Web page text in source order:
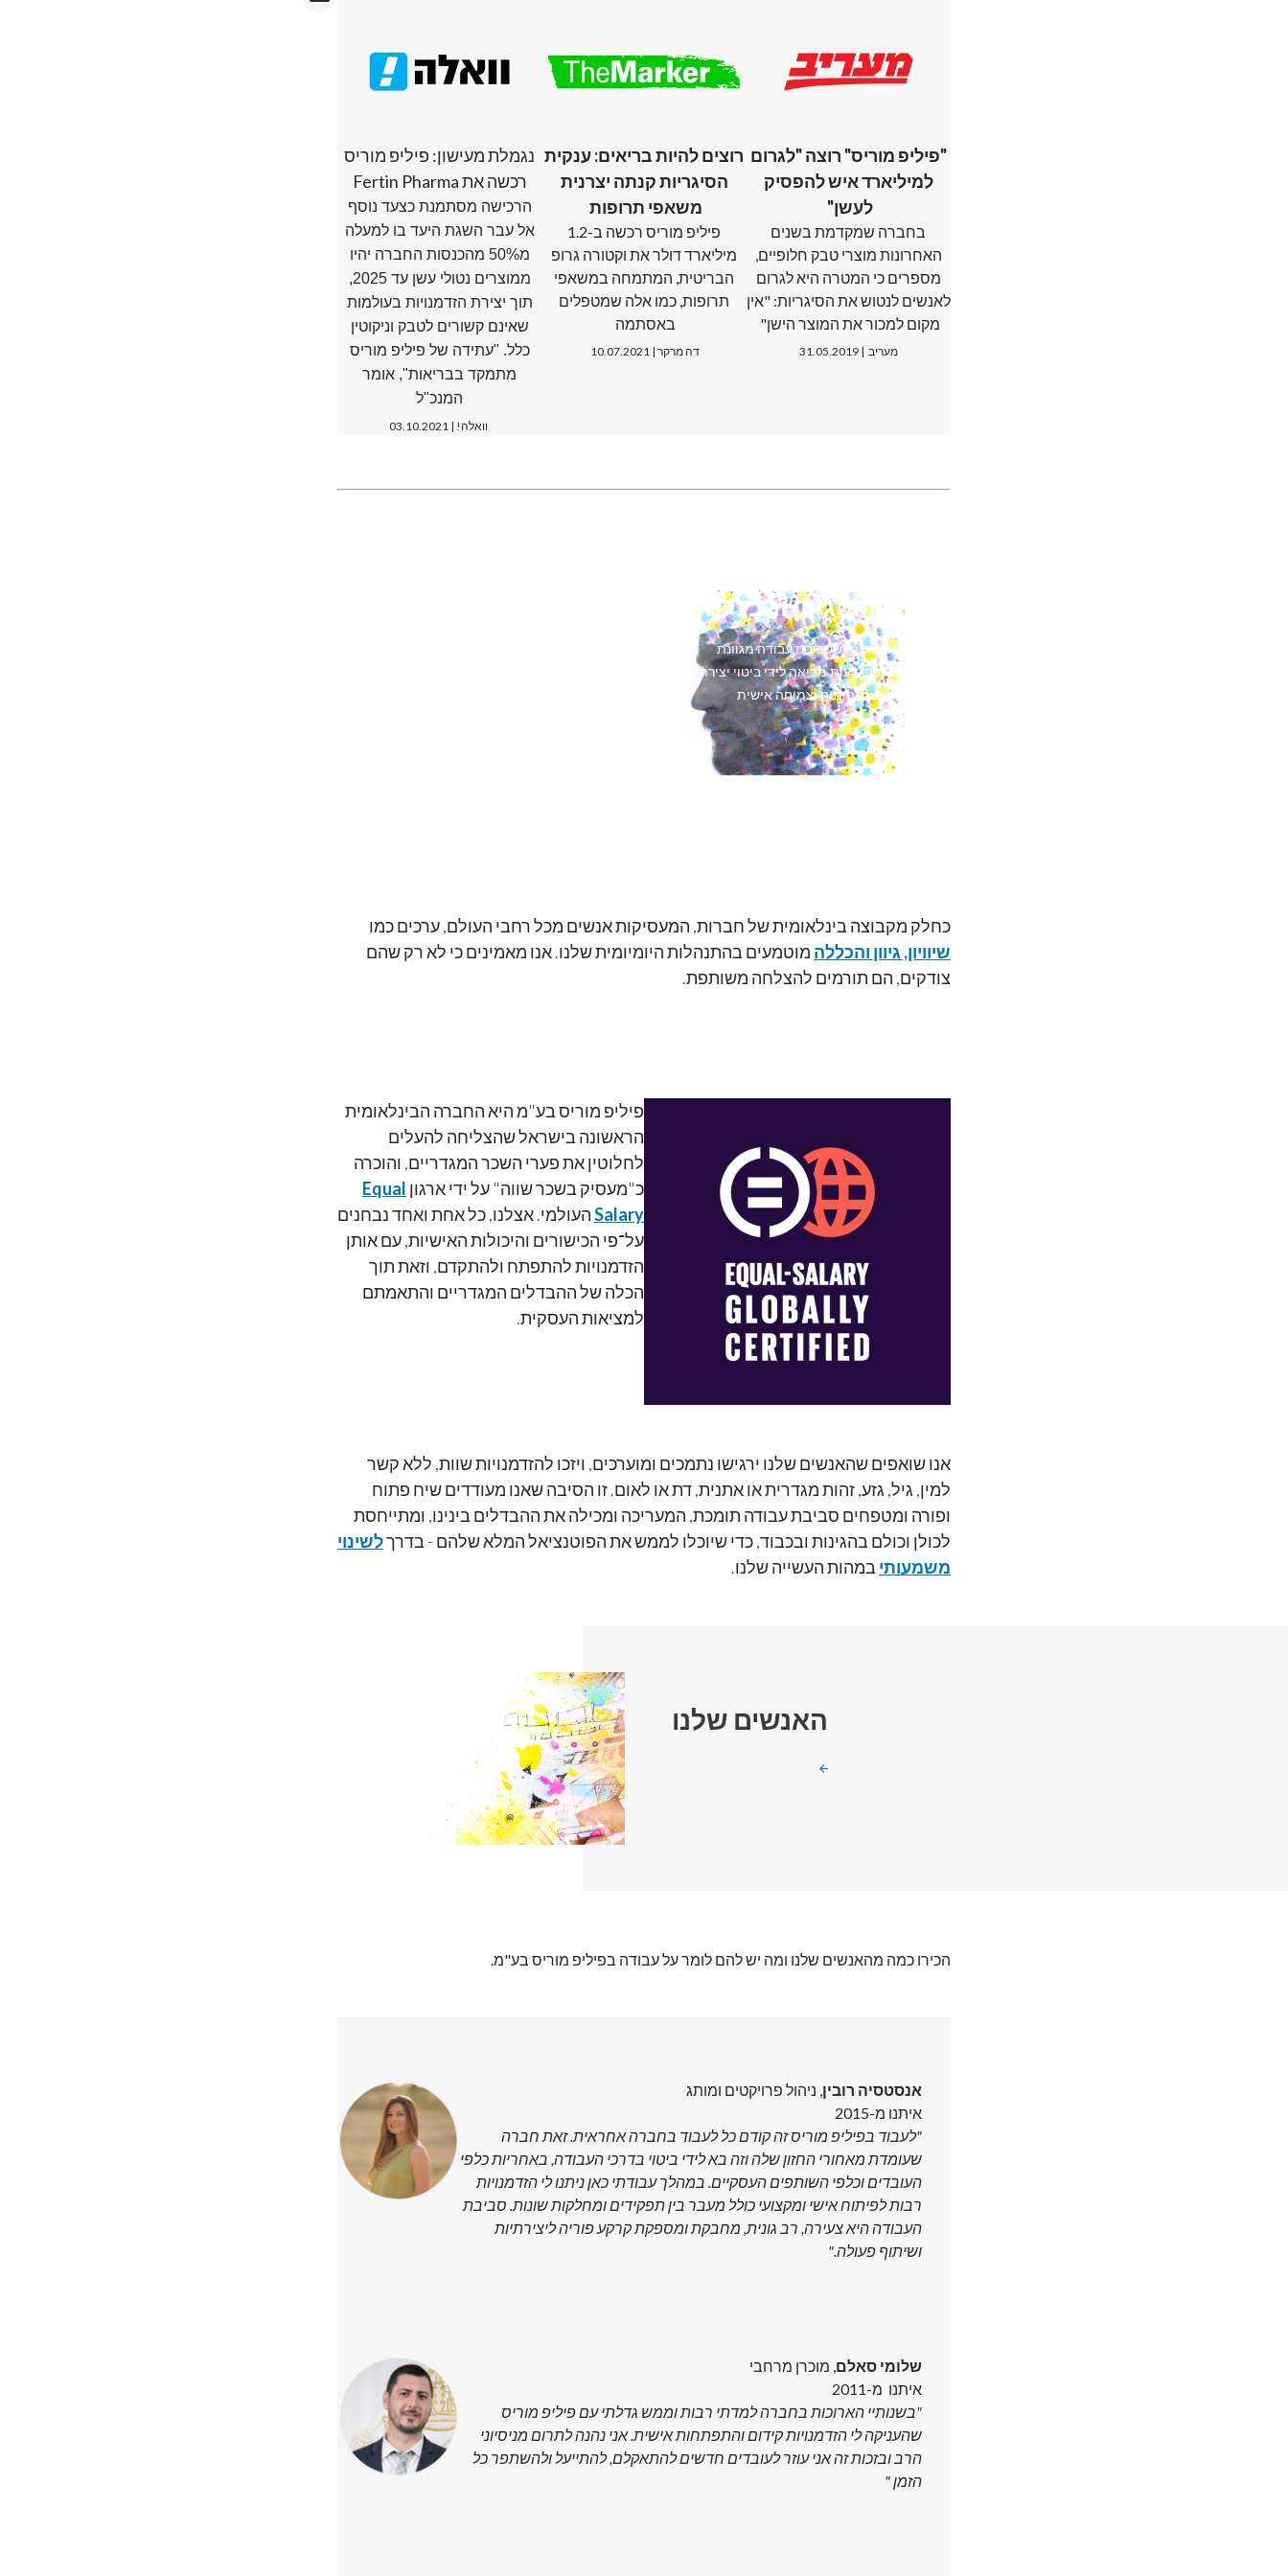
"פיליפ מוריס" רוצה "לגרום
למיליארד איש להפסיק
לעשן"
בחברה שמקדמת בשנים
האחרונות מוצרי טבק חלופיים,
מספרים כי המטרה היא לגרום
לאנשים לנטוש את הסיגריות: "אין
מקום למכור את המוצר הישן"
מעריב | 31.05.2019
רוצים להיות בריאים: ענקית
הסיגריות קנתה יצרנית
משאפי תרופות
פיליפ מוריס רכשה ב-1.2
מיליארד דולר את וקטורה גרופ
הבריטית, המתמחה במשאפי
תרופות, כמו אלה שמטפלים
באסתמה
דה מרקר | 10.07.2021
נגמלת מעישון: פיליפ מוריס
רכשה את Fertin Pharma
הרכישה מסתמנת כצעד נוסף
אל עבר השגת היעד בו למעלה
מ50% מהכנסות החברה יהיו
ממוצרים נטולי עשן עד 2025,
תוך יצירת הזדמנויות בעולמות
שאינם קשורים לטבק וניקוטין
כלל. "עתידה של פיליפ מוריס
מתמקד בבריאות", אומר
המנכ"ל
וואלה! | 03.10.2021
שוויון, גיוון והכללה
אנו מבינים שסביבת עבודה מגוונת
ומרובת-דעות מביאה לידי ביטוי יצירתיות,
חדשנות, פיתוח וצמיחה אישית
כחלק מקבוצה בינלאומית של חברות, המעסיקות אנשים מכל רחבי העולם, ערכים כמו
שיוויון, גיוון והכללה מוטמעים בהתנהלות היומיומית שלנו. אנו מאמינים כי לא רק שהם
צודקים, הם תורמים להצלחה משותפת.
פיליפ מוריס בע"מ היא החברה הבינלאומית
הראשונה בישראל שהצליחה להעלים
לחלוטין את פערי השכר המגדריים, והוכרה
כ"מעסיק בשכר שווה" על ידי ארגון Equal
Salaryהעולמי. אצלנו, כל אחת ואחד נבחנים
על־פי הכישורים והיכולות האישיות, עם אותן
הזדמנויות להתפתח ולהתקדם, וזאת תוך
הכלה של ההבדלים המגדריים והתאמתם
למציאות העסקית.
אנו שואפים שהאנשים שלנו ירגישו נתמכים ומוערכים, ויזכו להזדמנויות שוות, ללא קשר
למין, גיל, גזע, זהות מגדרית או אתנית, דת או לאום. זו הסיבה שאנו מעודדים שיח פתוח
ופורה ומטפחים סביבת עבודה תומכת, המעריכה ומכילה את ההבדלים בינינו, ומתייחסת
לכולן וכולם בהגינות ובכבוד, כדי שיוכלו לממש את הפוטנציאל המלא שלהם - בדרךלשינוי
משמעותי במהות העשייה שלנו.
האנשים שלנו
הכירו כמה מהאנשים שלנו ומה יש להם לומר על עבודה בפיליפ מוריס בע"מ.
אנסטסיה רובין, ניהול פרויקטים ומותג
איתנו מ-2015
"לעבוד בפיליפ מוריס זה קודם כל לעבוד בחברה אחראית. זאת חברה
שעומדת מאחורי החזון שלה וזה בא לידי ביטוי בדרכי העבודה, באחריות כלפי
העובדים וכלפי השותפים העסקיים. במהלך עבודתי כאן ניתנו לי הזדמנויות
רבות לפיתוח אישי ומקצועי כולל מעבר בין תפקידים ומחלקות שונות. סביבת
העבודה היא צעירה, רב גונית, מחבקת ומספקת קרקע פוריה ליצירתיות
ושיתוף פעולה."
שלומי סאלם, מוכרן מרחבי
איתנו מ-2011
"בשנותיי הארוכות בחברה למדתי רבות וממש גדלתי עם פיליפ מוריס
שהעניקה לי הזדמנויות קידום והתפתחות אישית. אני נהנה לתרום מניסיוני
הרב ובזכות זה אני עוזר לעובדים חדשים להתאקלם, להתייעל ולהשתפר כל
הזמן "